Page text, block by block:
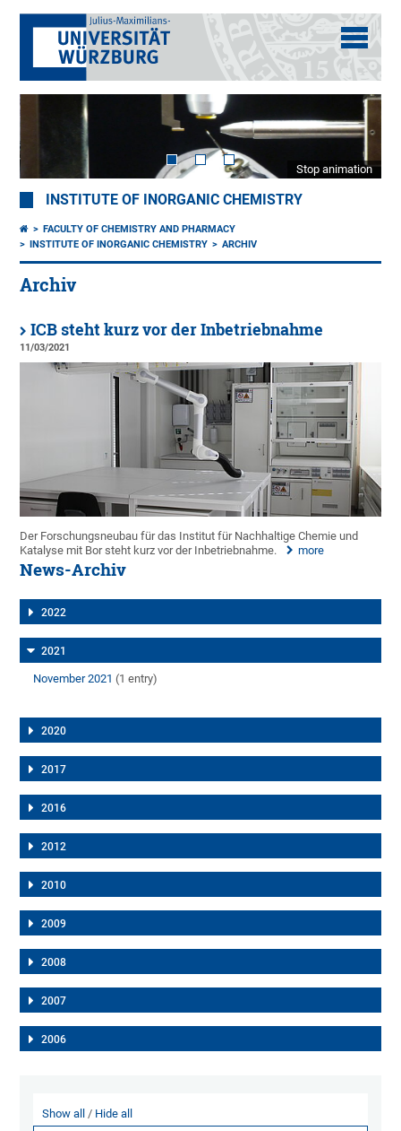
Stop animation
INSTITUTE OF INORGANIC CHEMISTRY
FACULTY OF CHEMISTRY AND PHARMACY
INSTITUTE OF INORGANIC CHEMISTRY
ARCHIV
Archiv
ICB steht kurz vor der Inbetriebnahme
11/03/2021
Der Forschungsneubau für das Institut für Nachhaltige Chemie und
Katalyse mit Bor steht kurz vor der Inbetriebnahme.
more
News-Archiv
2022
2021
November 2021 (1 entry)
2020
2017
2016
2012
2010
2009
2008
2007
2006
Show all Hide all